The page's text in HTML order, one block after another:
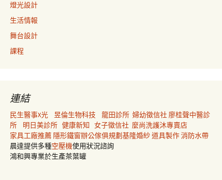
燈光設計
生活情報
舞台設計
課程
連結
民生醫事X光 昱倫生物科技 龍田診所 婦幼徵信社 廖桂聲中醫診
所
明日美診所 健康新知 女子徵信社 麼尚洗護沐專賣店
家具工廠推薦 隱形鐵窗辦公傢俱規劃基隆婚紗道具製作消防水帶
晨達提供多種空壓機使用狀況諮詢
鴻和興專業於生產茶葉罐